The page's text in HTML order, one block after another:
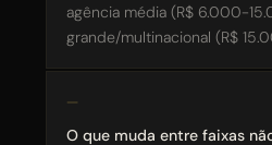
ENVIAR E AGENDAR
RETORNO EM ATÉ 24 HORAS ·
agência média (R$ 6.000-
grande/multinacional (R$
O que muda entre faixas